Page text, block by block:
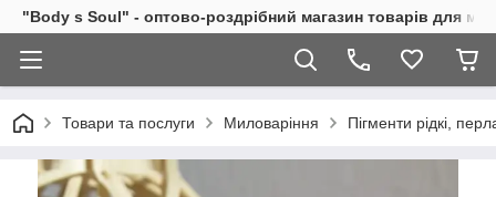
"Body s Soul" - оптово-роздрібний магазин товарів для
Товари та послуги Миловаріння Пігменти рідкі,